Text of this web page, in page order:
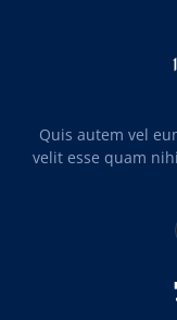
Quis autem vel
velit esse quam